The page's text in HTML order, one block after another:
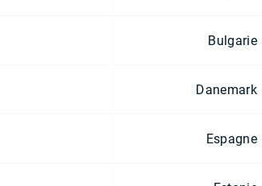
Bulgarie
Danemark
Espagne